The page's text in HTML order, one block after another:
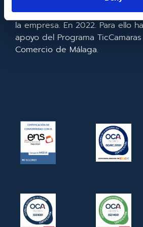
mejora de la competitividad y
la empresa. En 2022. Para ello
apoyo del Programa
Comercio de Málaga.